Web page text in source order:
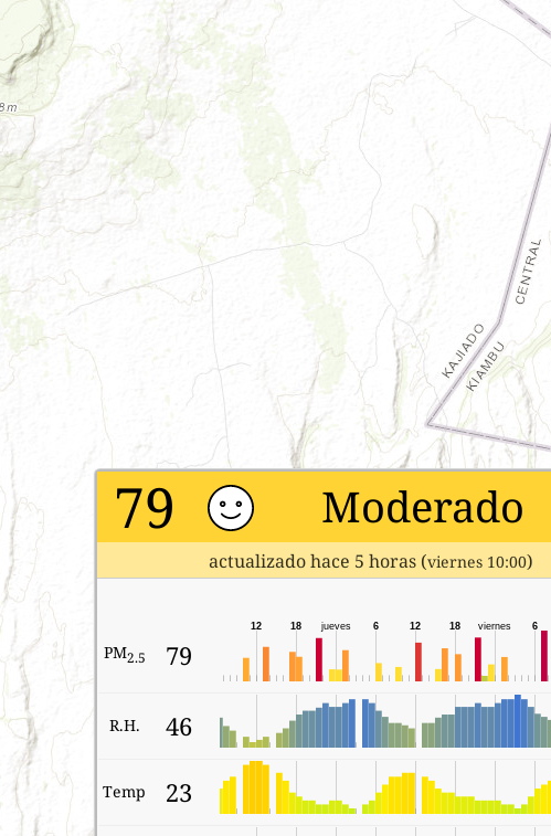
79 Moderado
actualizado hace 5 horas (viernes 10:00)
PM2.5 79
6
viernes
18
12
6
jueves
18
12
R.H. 46
Temp 23